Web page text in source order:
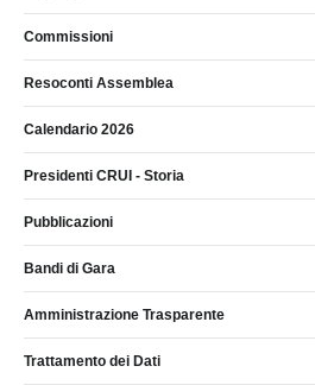
Commissioni
Resoconti Assemblea
Calendario 2026
Presidenti CRUI - Storia
Pubblicazioni
Bandi di Gara
Amministrazione Trasparente
Trattamento dei Dati